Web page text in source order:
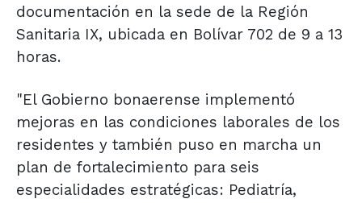
documentación en la sede de la Región
Sanitaria IX, ubicada en Bolívar 702 de 9 a 13
horas.
"El Gobierno bonaerense implementó
mejoras en las condiciones laborales de los
residentes y también puso en marcha un
plan de fortalecimiento para seis
especialidades estratégicas: Pediatría,